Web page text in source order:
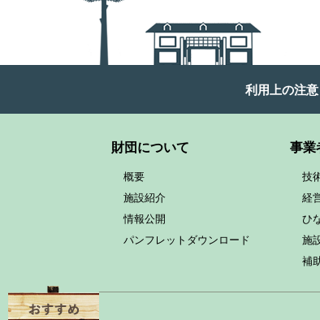
利用上の注意
財団について
概要
施設紹介
情報公開
パンフレットダウンロード
事業
技
経
ひ
施
補